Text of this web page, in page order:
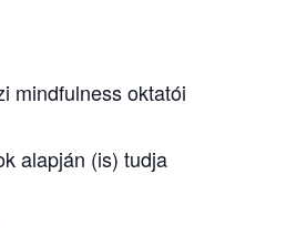
mindfulness oktatói
alapján (is) tudja